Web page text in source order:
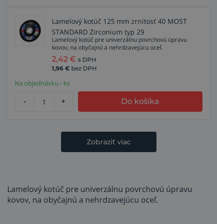
Lamelový kotúč 125 mm zrnitosť 40 MOST
STANDARD Zirconium typ 29
Lamelový kotúč pre univerzálnu povrchovú úpravu
kovov, na obyčajnú a nehrdzavejúcu oceľ.
2,42 € s DPH
1,96 € bez DPH
Na objednávku - ks
- + Do košíka
Zobraziť viac
Lamelový kotúč pre univerzálnu povrchovú úpravu
kovov, na obyčajnú a nehrdzavejúcu oceľ.